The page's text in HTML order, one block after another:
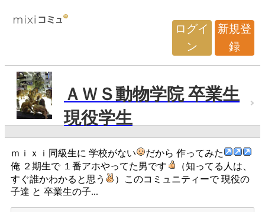
ログイ
ン
新規登
録
ＡＷＳ動物学院 卒業生
現役学生
ｍｉｘｉ同級生に 学校がない
だから 作ってみた
俺 ２期生で １番アホやってた男です
（知ってる人は、
すぐ誰かわかると思う
）このコミュニティーで 現役の
子達 と 卒業生の子...